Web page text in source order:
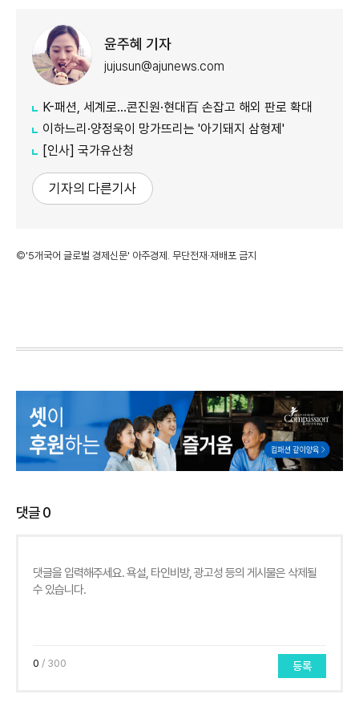
윤주혜 기자
jujusun@ajunews.com
K-패션, 세계로…콘진원·현대百 손잡고 해외 판로 확대
이하느리·양정욱이 망가뜨리는 '아기돼지 삼형제'
[인사] 국가유산청
기자의 다른기사
©'5개국어 글로벌 경제신문' 아주경제. 무단전재·재배포 금지
댓글0
0 / 300 등록